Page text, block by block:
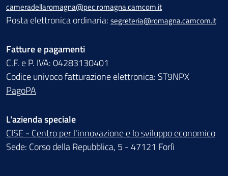
cameradellaromagna@pec.romagna.camcom.it
Posta elettronica ordinaria: segreteria@romagna.camcom.it
Fatture e pagamenti
C.F. e P. IVA: 04283130401
Codice univoco fatturazione elettronica: ST9NPX
PagoPA
L'azienda speciale
CISE - Centro per l'innovazione e lo sviluppo economico
Sede: Corso della Repubblica, 5 - 47121 Forlì